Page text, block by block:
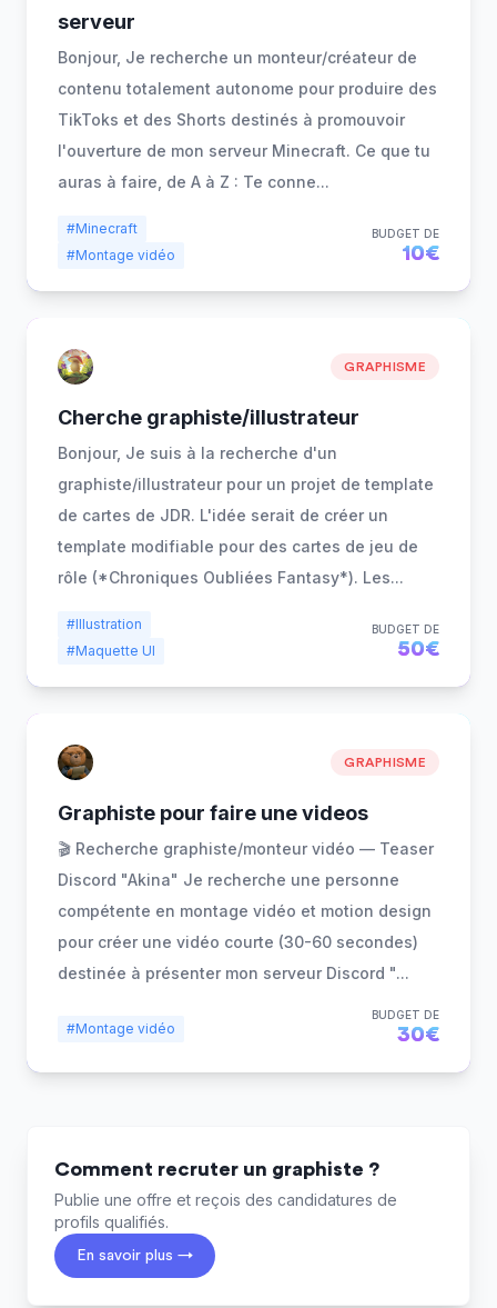
serveur
Bonjour, Je recherche un monteur/créateur de
contenu totalement autonome pour produire des
TikToks et des Shorts destinés à promouvoir
l'ouverture de mon serveur Minecraft. Ce que tu
auras à faire, de A à Z : Te conne...
#Minecraft
#Montage vidéo
BUDGET DE
10€
GRAPHISME
Cherche graphiste/illustrateur
Bonjour, Je suis à la recherche d'un
graphiste/illustrateur pour un projet de template
de cartes de JDR. L'idée serait de créer un
template modifiable pour des cartes de jeu de
rôle (*Chroniques Oubliées Fantasy*). Les...
#Illustration
#Maquette UI
BUDGET DE
50€
GRAPHISME
Graphiste pour faire une videos
🎬 Recherche graphiste/monteur vidéo — Teaser
Discord "Akina" Je recherche une personne
compétente en montage vidéo et motion design
pour créer une vidéo courte (30-60 secondes)
destinée à présenter mon serveur Discord "...
#Montage vidéo
BUDGET DE
30€
Comment recruter un graphiste ?
Publie une offre et reçois des candidatures de
profils qualifiés.
En savoir plus →